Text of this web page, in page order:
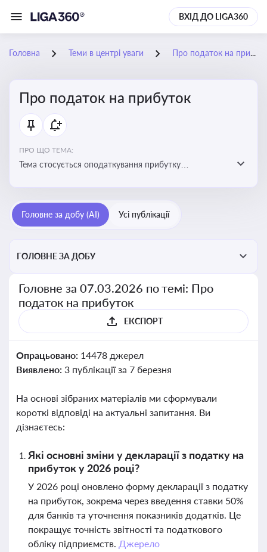
ВХІД ДО LIGA360
Головна Теми в центрі уваги Про податок на прибуток
Про податок на прибуток
ПРО ЩО ТЕМА:
Тема стосується оподаткування прибутку
звітність для бізнесу, бухгалтерів і юристів
Головне за добу (AI) Усі публікації
ГОЛОВНЕ ЗА ДОБУ
Головне за 07.03.2026 по темі: Про
податок на прибуток
ЕКСПОРТ
Опрацьовано: 14478 джерел
Виявлено: 3 публікації за 7 березня
На основі зібраних матеріалів ми сформували
короткі відповіді на актуальні запитання. Ви
дізнаєтесь:
Які основні зміни у декларації з податку на
прибуток у 2026 році?
У 2026 році оновлено форму декларації з податку
на прибуток, зокрема через введення ставки 50%
для банків та уточнення показників додатків. Це
покращує точність звітності та податкового
обліку підприємств. Джерело